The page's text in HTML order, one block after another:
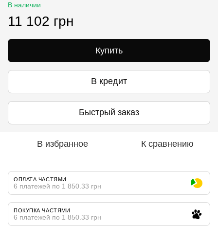
В наличии
11 102 грн
Купить
В кредит
Быстрый заказ
В избранное К сравнению
ОПЛАТА ЧАСТЯМИ
6 платежей по 1 850.33 грн
ПОКУПКА ЧАСТЯМИ
6 платежей по 1 850.33 грн